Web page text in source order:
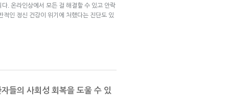
. 온라인상에서 모든 걸 해결할 수 있고 안락
인 정신 건강이 위기에 처했다는 진단도 있
들의 사회성 회복을 도울 수 있